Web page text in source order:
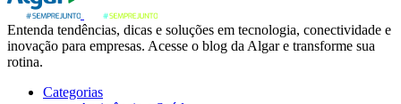
Entenda tendências, dicas e soluções em tecnologia, conectividade e
inovação para empresas. Acesse o blog da Algar e transforme sua
rotina.
Categorias